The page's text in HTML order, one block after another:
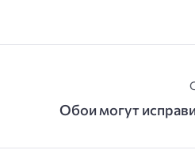
Обои могут